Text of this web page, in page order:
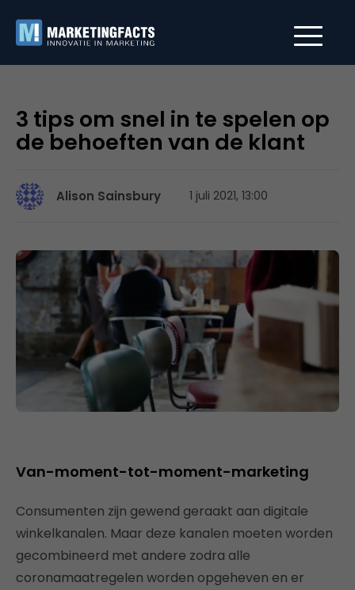
3 tips om snel in te spelen op
de behoeften van de klant
Alison Sainsbury 1 juli 2021, 13:00
Van-moment-tot-moment-marketing
Consumenten zijn gewend geraakt aan digitale
winkelkanalen. Maar deze kanalen moeten worden
gecombineerd met andere zodra alle
coronamaatregelen worden opgeheven en er